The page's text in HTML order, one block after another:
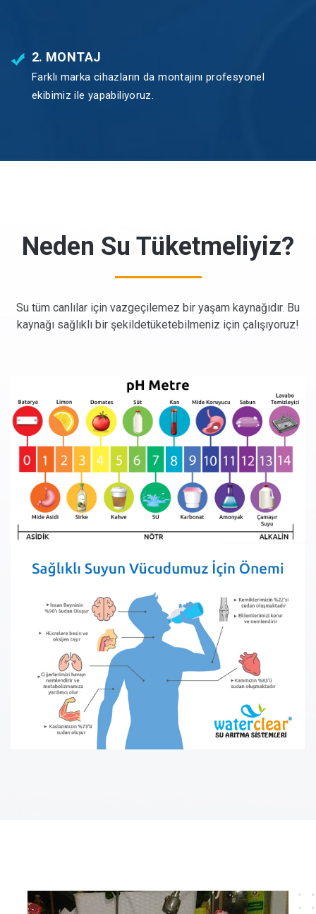
2. MONTAJ
Farklı marka cihazların da montajını profesyonel
ekibimiz ile yapabiliyoruz.
Neden Su Tüketmeliyiz?
Su tüm canlılar için vazgeçilemez bir yaşam kaynağıdır. Bu
kaynağı sağlıklı bir şekildetüketebilmeniz için çalışıyoruz!